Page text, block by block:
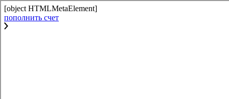
[object HTMLMetaElement]
пополнить счет